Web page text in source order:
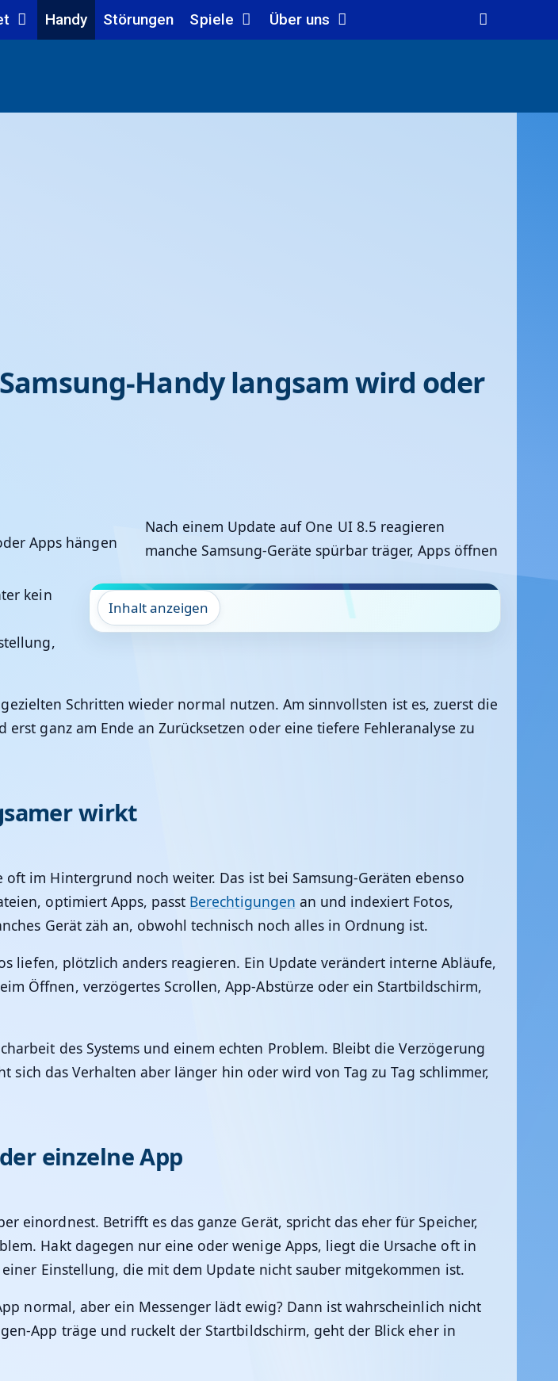
Handy Störungen Spiele Über uns
Handy langsam wird oder
Inhalt anzeigen
Nach einem Update auf One UI 8.5 reagieren
manche Samsung-Geräte spürbar träger, Apps öffnen
kein
Schritten wieder normal nutzen. Am sinnvollsten ist es, zuerst die
ganz am Ende an Zurücksetzen oder eine tiefere Fehleranalyse zu
wirkt
im Hintergrund noch weiter. Das ist bei Samsung-Geräten ebenso
optimiert Apps, passt Berechtigungen an und indexiert Fotos,
Gerät zäh an, obwohl technisch noch alles in Ordnung ist.
liefen, plötzlich anders reagieren. Ein Update verändert interne Abläufe,
Öffnen, verzögertes Scrollen, App-Abstürze oder ein Startbildschirm,
des Systems und einem echten Problem. Bleibt die Verzögerung
sich das Verhalten aber länger hin oder wird von Tag zu Tag schlimmer,
einzelne App
einordnest. Betrifft es das ganze Gerät, spricht das eher für Speicher,
Hakt dagegen nur eine oder wenige Apps, liegt die Ursache oft in
Einstellung, die mit dem Update nicht sauber mitgekommen ist.
normal, aber ein Messenger lädt ewig? Dann ist wahrscheinlich nicht
App träge und ruckelt der Startbildschirm, geht der Blick eher in